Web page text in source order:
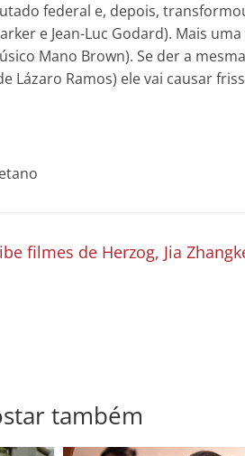
federal e, depois,
e Jean-Luc Godard). Mais
Mano Brown). Se der a
Lázaro Ramos) ele vai causar
filmes de Herzog, Jia
também